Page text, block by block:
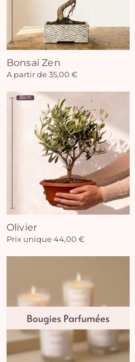
Bonsaï Zen
A partir de 35,00 €
Olivier
Prix unique 44,00 €